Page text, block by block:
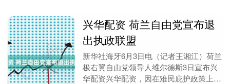
兴华配资 荷兰自由党宣布退
出执政联盟
新华社海牙6月3日电（记者王湘江）荷兰
极右翼自由党领导人维尔德斯3日宣布兴
华配资兴华配资，因在难民庇护政策上与